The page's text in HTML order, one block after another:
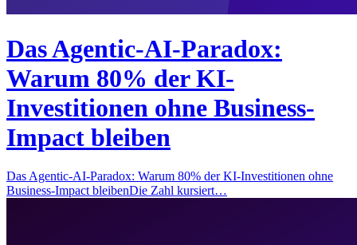
Das Agentic-AI-Paradox:
Warum 80% der KI-
Investitionen ohne Business-
Impact bleiben
Das Agentic-AI-Paradox: Warum 80% der KI-Investitionen ohne
Business-Impact bleibenDie Zahl kursiert…